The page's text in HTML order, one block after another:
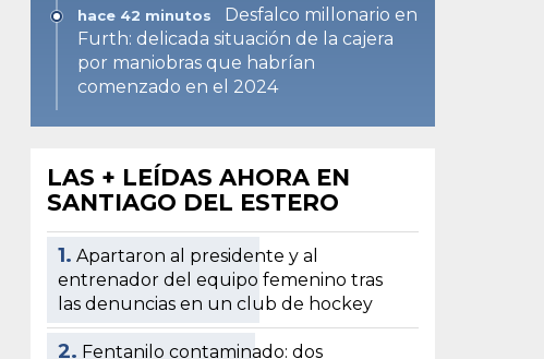
hace 42 minutos
Desfalco millonario en
Furth: delicada situación de la cajera
por maniobras que habrían
comenzado en el 2024
LAS + LEÍDAS AHORA EN
SANTIAGO DEL ESTERO
1. Apartaron al presidente y al
entrenador del equipo femenino tras
las denuncias en un club de hockey
2. Fentanilo contaminado: dos